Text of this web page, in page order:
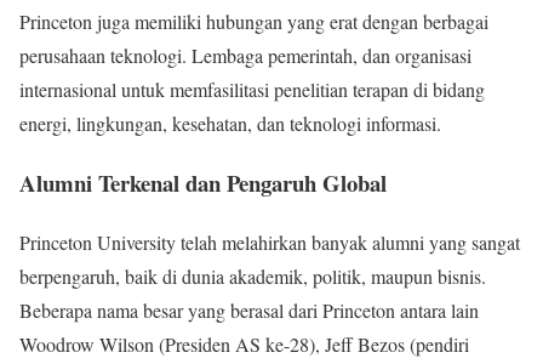
Princeton juga memiliki hubungan yang erat dengan berbagai
perusahaan teknologi. Lembaga pemerintah, dan organisasi
internasional untuk memfasilitasi penelitian terapan di bidang
energi, lingkungan, kesehatan, dan teknologi informasi.
Alumni Terkenal dan Pengaruh Global
Princeton University telah melahirkan banyak alumni yang sangat
berpengaruh, baik di dunia akademik, politik, maupun bisnis.
Beberapa nama besar yang berasal dari Princeton antara lain
Woodrow Wilson (Presiden AS ke-28), Jeff Bezos (pendiri